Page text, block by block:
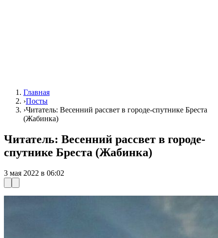
Главная
›Посты
›Читатель: Весенний рассвет в городе-спутнике Бреста
(Жабинка)
Читатель: Весенний рассвет в городе-
спутнике Бреста (Жабинка)
3 мая 2022 в 06:02